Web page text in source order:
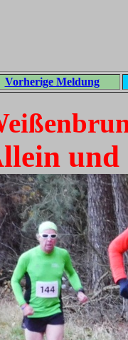
Vorherige Meldung
und